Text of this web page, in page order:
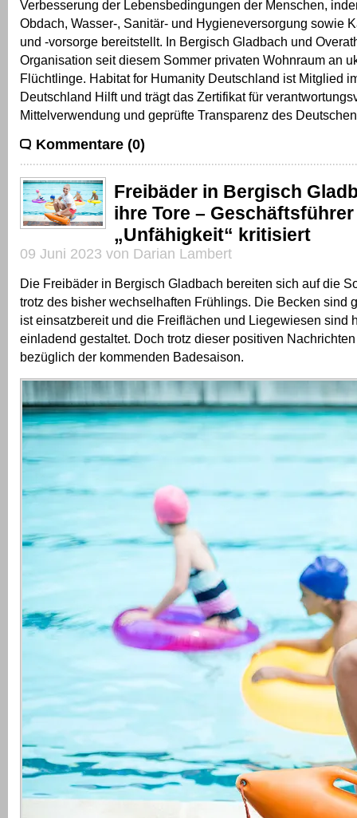
Verbesserung der Lebensbedingungen der Menschen,
Obdach, Wasser-, Sanitär- und Hygieneversorgung sowie
und -vorsorge bereitstellt. In Bergisch Gladbach und
Organisation seit diesem Sommer privaten Wohnraum an
Flüchtlinge. Habitat for Humanity Deutschland ist Mitglied
Deutschland Hilft und trägt das Zertifikat für
Mittelverwendung und geprüfte Transparenz des
Kommentare (0)
Freibäder in Bergisch
ihre Tore –
„Unfähigkeit“ kritisiert
09 Juni 2023 von Darian Lambert
Die Freibäder in Bergisch Gladbach bereiten sich auf die
trotz des bisher wechselhaften Frühlings. Die Becken sind
ist einsatzbereit und die Freiflächen und Liegewiesen sind
einladend gestaltet. Doch trotz dieser positiven
bezüglich der kommenden Badesaison.